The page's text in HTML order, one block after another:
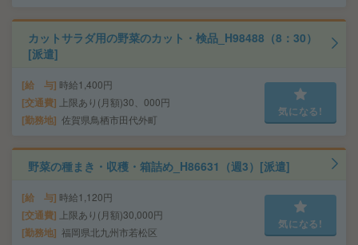
カットサラダ用の野菜のカット・検品_H98488（8：30）
[派遣]
給 与 時給1,400円
交通費 上限あり(月額)30、000円
勤務地 佐賀県鳥栖市田代外町
気になる!
野菜の種まき・収穫・箱詰め_H86631（週3）[派遣]
給 与 時給1,120円
交通費 上限あり(月額)30,000円
勤務地 福岡県北九州市若松区
気になる!